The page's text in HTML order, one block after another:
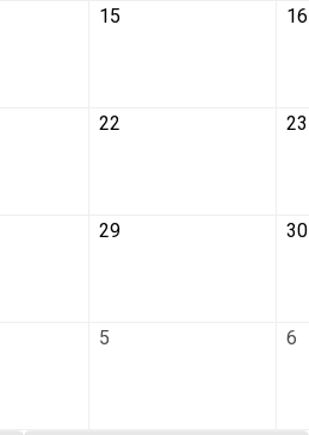
15 16
22 23
29 30
5 6